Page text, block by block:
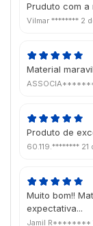
Pruduto com a
Vilmar ******** 2
Material
Produto de
60.119.******** 21
Muito bom!!
expectativa...
Jamil R********